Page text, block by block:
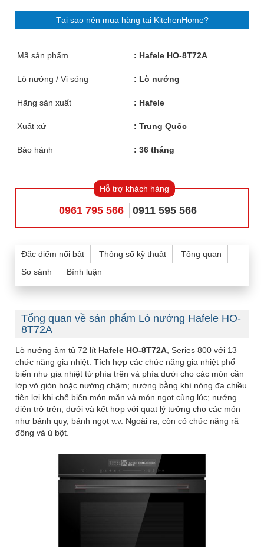
Tại sao nên mua hàng tại KitchenHome?
Mã sản phẩm Hafele HO-8T72A
Lò nướng / Vi sóng Lò nướng
Hãng sản xuất Hafele
Xuất xứ Trung Quốc
Bảo hành 36 tháng
Hỗ trợ khách hàng
0961 795 566 0911 595 566
Đặc điểm nổi bật Thông số kỹ thuật
Tổng quan
So sánh
Bình luận
Tổng quan về sản phẩm Lò nướng Hafele HO-
8T72A
Lò nướng âm tủ 72 lít Hafele HO-8T72A, Series 800 với 13
chức năng gia nhiệt: Tích hợp các chức năng gia nhiệt phổ
biến như gia nhiệt từ phía trên và phía dưới cho các món cần
lớp vỏ giòn hoặc nướng chậm; nướng bằng khí nóng đa chiều
tiện lợi khi chế biến món mặn và món ngọt cùng lúc; nướng
điện trở trên, dưới và kết hợp với quạt lý tưởng cho các món
như bánh quy, bánh ngọt v.v. Ngoài ra, còn có chức năng rã
đông và ủ bột.